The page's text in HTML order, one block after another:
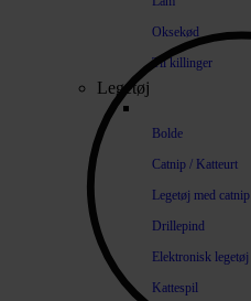
Oksekød
Til killinger
Legetøj
Bolde
Catnip / Katteurt
Legetøj med catnip
Drillepind
Elektronisk legetøj
Kattespil